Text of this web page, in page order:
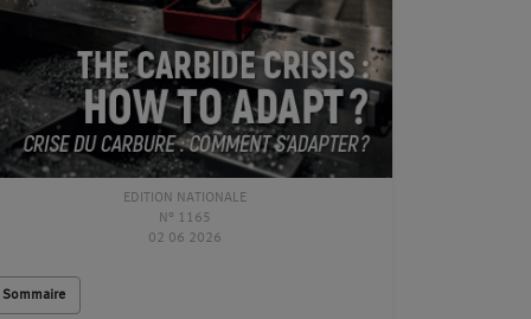
EDITION NATIONALE
N° 1165
02 06 2026
Sommaire